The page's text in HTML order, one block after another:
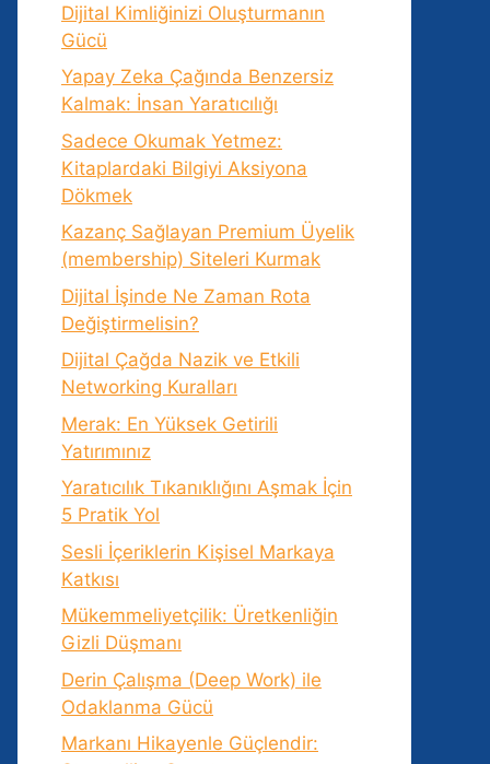
Dijital Kimliğinizi Oluşturmanın
Gücü
Yapay Zeka Çağında Benzersiz
Kalmak: İnsan Yaratıcılığı
Sadece Okumak Yetmez:
Kitaplardaki Bilgiyi Aksiyona
Dökmek
Kazanç Sağlayan Premium Üyelik
(membership) Siteleri Kurmak
Dijital İşinde Ne Zaman Rota
Değiştirmelisin?
Dijital Çağda Nazik ve Etkili
Networking Kuralları
Merak: En Yüksek Getirili
Yatırımınız
Yaratıcılık Tıkanıklığını Aşmak İçin
5 Pratik Yol
Sesli İçeriklerin Kişisel Markaya
Katkısı
Mükemmeliyetçilik: Üretkenliğin
Gizli Düşmanı
Derin Çalışma (Deep Work) ile
Odaklanma Gücü
Markanı Hikayenle Güçlendir: